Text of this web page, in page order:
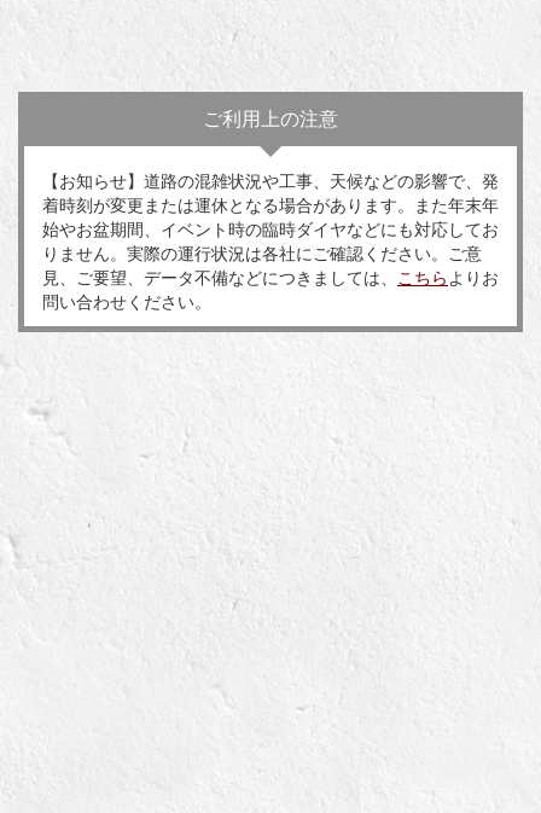
ご利用上の注意
【お知らせ】道路の混雑状況や工事、天候などの影響で、発
着時刻が変更または運休となる場合があります。また年末年
始やお盆期間、イベント時の臨時ダイヤなどにも対応してお
りません。実際の運行状況は各社にご確認ください。ご意
見、ご要望、データ不備などにつきましては、
こちら よりお
問い合わせください。